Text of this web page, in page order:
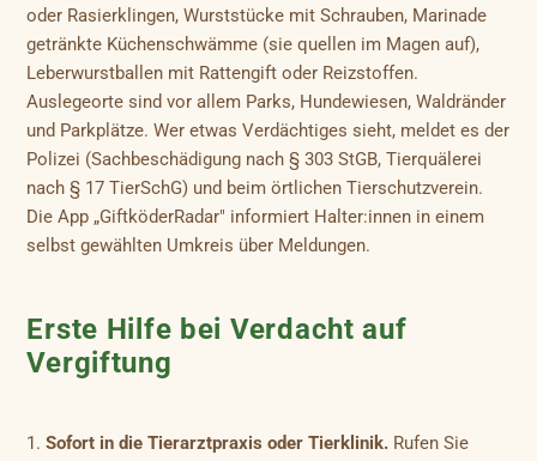
oder Rasierklingen, Wurststücke mit Schrauben, Marinade
getränkte Küchenschwämme (sie quellen im Magen auf),
Leberwurstballen mit Rattengift oder Reizstoffen.
Auslegeorte sind vor allem Parks, Hundewiesen, Waldränder
und Parkplätze. Wer etwas Verdächtiges sieht, meldet es der
Polizei (Sachbeschädigung nach § 303 StGB, Tierquälerei
nach § 17 TierSchG) und beim örtlichen Tierschutzverein.
Die App „GiftköderRadar" informiert Halter:innen in einem
selbst gewählten Umkreis über Meldungen.
Erste Hilfe bei Verdacht auf
Vergiftung
Sofort in die Tierarztpraxis oder Tierklinik. Rufen Sie